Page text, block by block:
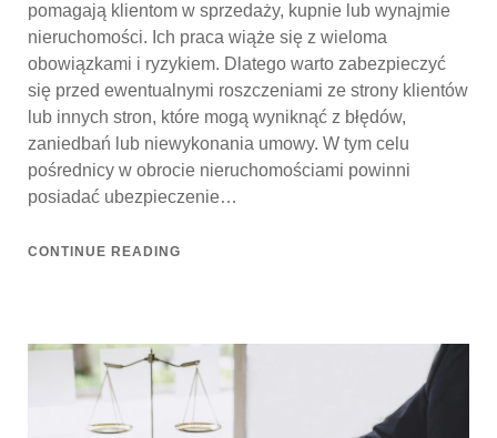
pomagają klientom w sprzedaży, kupnie lub wynajmie
nieruchomości. Ich praca wiąże się z wieloma
obowiązkami i ryzykiem. Dlatego warto zabezpieczyć
się przed ewentualnymi roszczeniami ze strony klientów
lub innych stron, które mogą wyniknąć z błędów,
zaniedbań lub niewykonania umowy. W tym celu
pośrednicy w obrocie nieruchomościami powinni
posiadać ubezpieczenie…
CONTINUE READING